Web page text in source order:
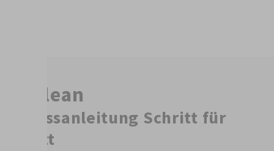
FillClean
Prozessanleitung Schritt für
Schritt